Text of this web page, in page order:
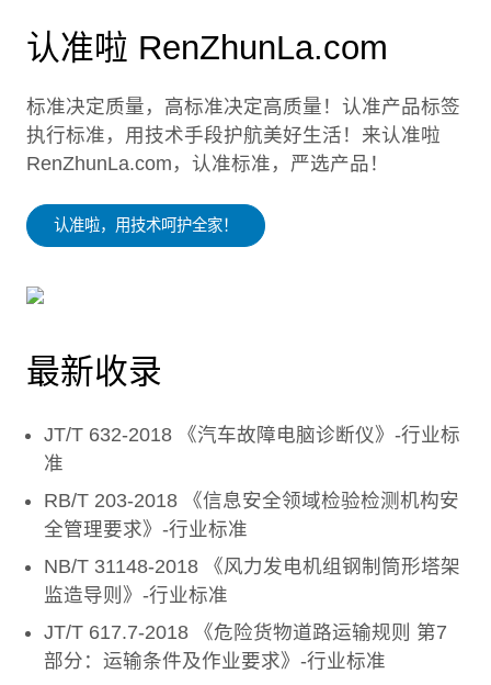
认准啦 RenZhunLa.com
标准决定质量，高标准决定高质量！认准产品标签
执行标准，用技术手段护航美好生活！来认准啦
RenZhunLa.com，认准标准，严选产品！
认准啦，用技术呵护全家！
最新收录
JT/T 632-2018 《汽车故障电脑诊断仪》-行业标
准
RB/T 203-2018 《信息安全领域检验检测机构安
全管理要求》-行业标准
NB/T 31148-2018 《风力发电机组钢制筒形塔架
监造导则》-行业标准
JT/T 617.7-2018 《危险货物道路运输规则 第7
部分：运输条件及作业要求》-行业标准